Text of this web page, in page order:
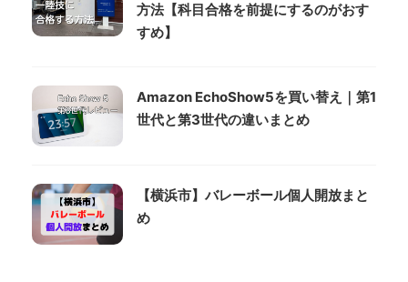
方法【科目合格を前提にするのがおす
すめ】
Amazon EchoShow5を買い替え｜第1
世代と第3世代の違いまとめ
【横浜市】バレーボール個人開放まと
め